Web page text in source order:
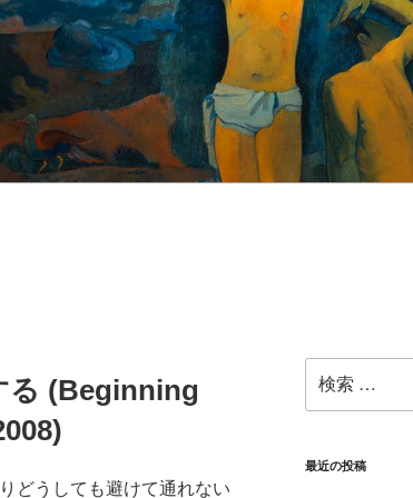
る (Beginning
どうしても避けて通れない
索:
最近の投稿